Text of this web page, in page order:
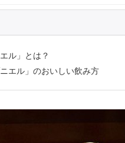
ル」とは？
エル」のおいしい飲み方